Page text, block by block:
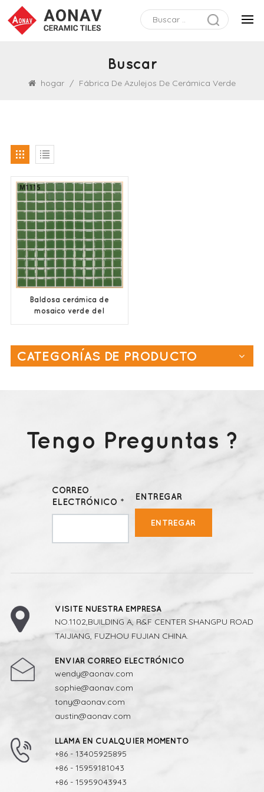
Buscar
hogar / Fábrica De Azulejos De Cerámica Verde
Baldosa cerámica de
mosaico verde del
CATEGORÍAS DE PRODUCTO
Tengo Preguntas ?
CORREO
ELECTRÓNICO *
ENTREGAR
ENTREGAR
VISITE NUESTRA EMPRESA
NO.1102,BUILDING A, R&F CENTER SHANGPU ROAD
TAIJIANG, FUZHOU FUJIAN CHINA.
ENVIAR CORREO ELECTRÓNICO
wendy@aonav.com
sophie@aonav.com
tony@aonav.com
austin@aonav.com
LLAMA EN CUALQUIER MOMENTO
+86 - 13405925895
+86 - 15959181043
+86 - 15959043943